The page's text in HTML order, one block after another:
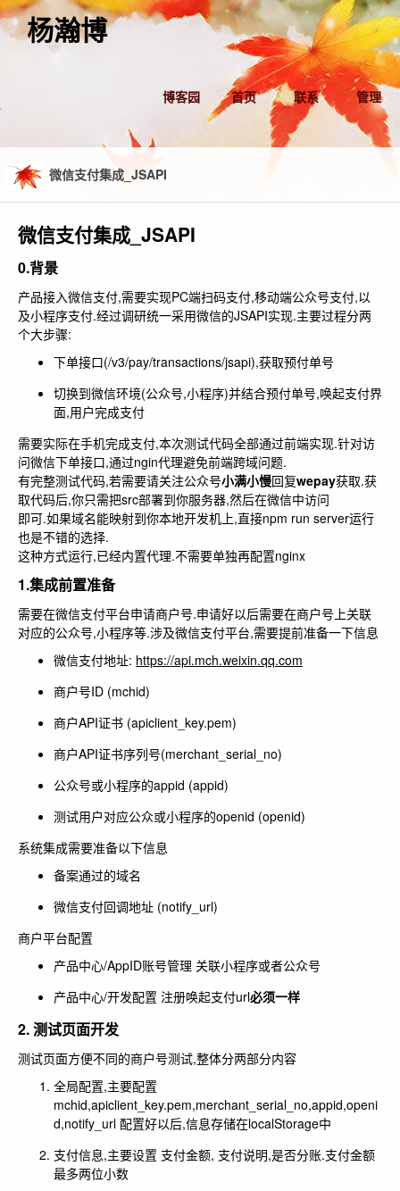
杨瀚博
博客园 首页 联系 管理
微信支付集成_JSAPI
微信支付集成_JSAPI
0.背景
产品接入微信支付,需要实现PC端扫码支付,移动端公众号支付,以
及小程序支付.经过调研统一采用微信的JSAPI实现.主要过程分两
个大步骤:
下单接口(/v3/pay/transactions/jsapi),获取预付单号
切换到微信环境(公众号,小程序)并结合预付单号,唤起支付界
面,用户完成支付
需要实际在手机完成支付,本次测试代码全部通过前端实现.针对访
问微信下单接口,通过ngin代理避免前端跨域问题.
有完整测试代码,若需要请关注公众号小满小慢回复wepay获取.获
取代码后,你只需把src部署到你服务器,然后在微信中访问
即可.如果域名能映射到你本地开发机上,直接npm run server运行
也是不错的选择.
这种方式运行,已经内置代理.不需要单独再配置nginx
1.集成前置准备
需要在微信支付平台申请商户号.申请好以后需要在商户号上关联
对应的公众号,小程序等.涉及微信支付平台,需要提前准备一下信息
微信支付地址: https://api.mch.weixin.qq.com
商户号ID (mchid)
商户API证书 (apiclient_key.pem)
商户API证书序列号(merchant_serial_no)
公众号或小程序的appid (appid)
测试用户对应公众或小程序的openid (openid)
系统集成需要准备以下信息
备案通过的域名
微信支付回调地址 (notify_url)
商户平台配置
产品中心/AppID账号管理 关联小程序或者公众号
产品中心/开发配置 注册唤起支付url必须一样
2. 测试页面开发
测试页面方便不同的商户号测试,整体分两部分内容
全局配置,主要配置
mchid,apiclient_key.pem,merchant_serial_no,appid,openi
d,notify_url 配置好以后,信息存储在localStorage中
支付信息,主要设置 支付金额, 支付说明,是否分账.支付金额
最多两位小数